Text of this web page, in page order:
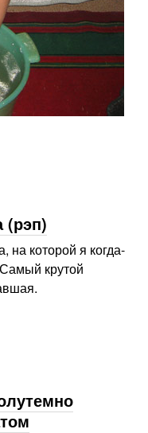
(рэп)
которой я когда-
крутой